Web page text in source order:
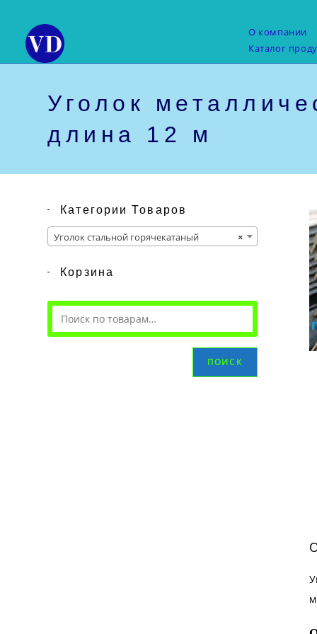
содержимому
О компании
Каталог
Уголок
длина 12 м
Категории Товаров
×
Уголок стальной горячекатаный
Корзина
ПОИСК